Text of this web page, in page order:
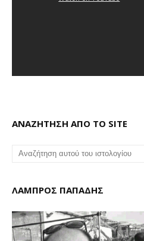
ΑΝΑΖΗΤΗΣΗ ΑΠΟ ΤΟ SITE
ΛΑΜΠΡΟΣ ΠΑΠΑΔΗΣ